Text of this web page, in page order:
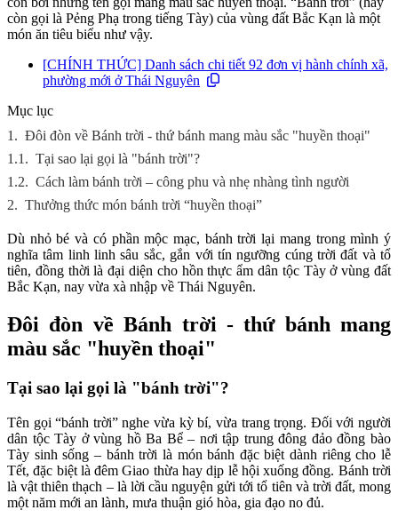
còn gọi là Pẻng Phạ trong tiếng Tày) của vùng đất Bắc Kạn là một
món ăn tiêu biểu như vậy.
[CHÍNH THỨC] Danh sách chi tiết 92 đơn vị hành chính xã,
phường mới ở Thái Nguyên
Mục lục
1. Đôi đòn về Bánh trời - thứ bánh mang màu sắc "huyền thoại"
1.1. Tại sao lại gọi là "bánh trời"?
1.2. Cách làm bánh trời – công phu và nhẹ nhàng tình người
2. Thưởng thức món bánh trời “huyền thoại”
Dù nhỏ bé và có phần mộc mạc, bánh trời lại mang trong mình ý
nghĩa tâm linh linh sâu sắc, gắn với tín ngưỡng cúng trời đất và tổ
tiên, đồng thời là đại diện cho hồn thực ẩm dân tộc Tày ở vùng đất
Bắc Kạn, nay vừa xà nhập về Thái Nguyên.
Đôi đòn về Bánh trời - thứ bánh mang
màu sắc "huyền thoại"
Tại sao lại gọi là "bánh trời"?
Tên gọi “bánh trời” nghe vừa kỳ bí, vừa trang trọng. Đối với người
dân tộc Tày ở vùng hồ Ba Bể – nơi tập trung đông đảo đồng bào
Tày sinh sống – bánh trời là món bánh đặc biệt dành riêng cho lễ
Tết, đặc biệt là đêm Giao thừa hay dịp lễ hội xuống đồng. Bánh trời
là vật thiên thạch – là lời cầu nguyện gửi tới tổ tiên và trời đất, mong
một năm mới an lành, mưa thuận gió hòa, gia đạo no đủ.